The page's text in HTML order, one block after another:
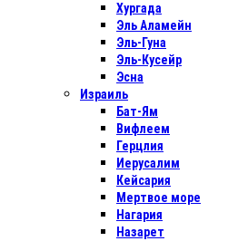
Хургада
Эль Аламейн
Эль-Гуна
Эль-Кусейр
Эсна
Израиль
Бат-Ям
Вифлеем
Герцлия
Иерусалим
Кейсария
Мертвое море
Нагария
Назарет